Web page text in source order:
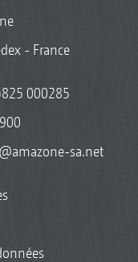
- France
000285
sa.net